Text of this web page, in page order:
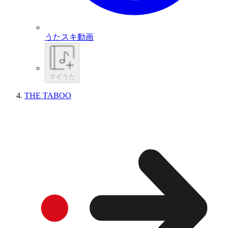
うたスキ動画
マイうた
THE TABOO